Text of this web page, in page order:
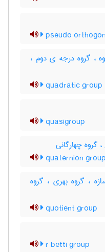
pseudo
، گروه درجه ی دوم ،
quadratic group
quasigroup
گروه چهارگانی
quaternion group
، گروه بهری ، گروه
quotient group
r betti group